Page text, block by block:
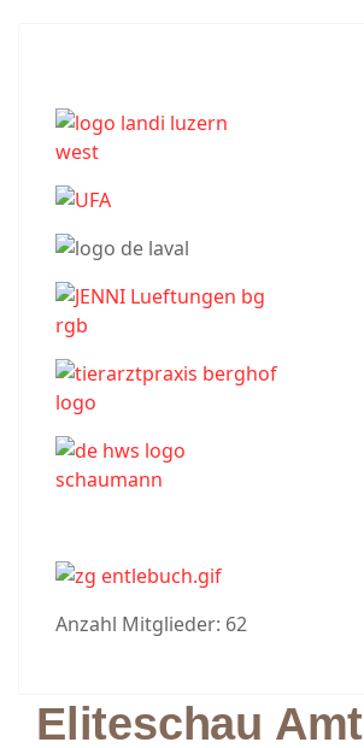
Anzahl Mitglieder: 62
Eliteschau Amt